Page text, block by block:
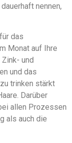
nennen,
das
Monat auf Ihre
und
und das
trinken stärkt
Darüber
allen Prozessen
als auch die